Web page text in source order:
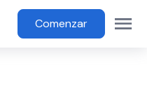
Main Menu
Comenzar